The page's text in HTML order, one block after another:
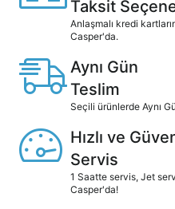
Taksit
Anlaşmalı kredi
Casper'da.
Aynı Gün
Teslim
Seçili ürünlerde Aynı
Hızlı ve
Servis
1 Saatte servis, Jet
Casper'da!